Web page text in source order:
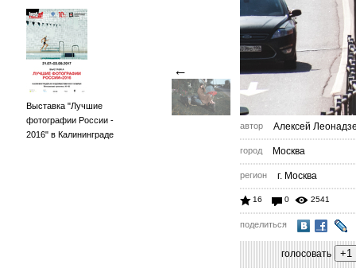
Выставка "Лучшие
фотографии России -
2016" в Калининграде
←
автор Алексей
город Москва
регион г. Москва
16 0 2541
поделиться
голосовать